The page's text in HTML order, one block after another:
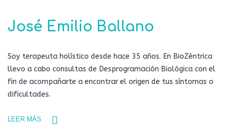
José Emilio Ballano
Soy terapeuta holístico desde hace 35 años. En BioZéntrica
llevo a cabo consultas de Desprogramación Biológica con el
fin de acompañarte a encontrar el origen de tus síntomas o
dificultades.
LEER MÁS